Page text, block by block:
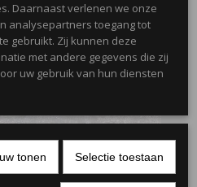
Daarnaast verlenen we onze
analysepartners toegang tot
gebruikt. Zij kunnen deze
met andere gegevens die zij
uw gebruik van hun diensten
tonen Selectie toestaan